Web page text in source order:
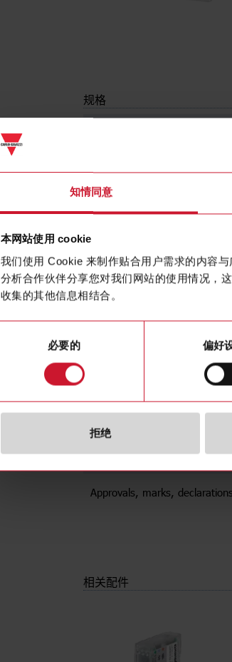
知情同意
本网站使用 cookie
我们使用 Cookie 来制作贴合用户需求的内容
分析合作伙伴分享您对我们网站的使用情况，
收集的其他信息相结合。
必要的 偏好
拒绝
规格
Voltage inputs
Frequency
protocol
Power supply
Approvals, marks, declarations
相关配件